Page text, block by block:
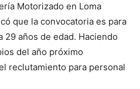
Motorizado en Loma
que la convocatoria es para
29 años de edad. Haciendo
del año próximo
reclutamiento para personal